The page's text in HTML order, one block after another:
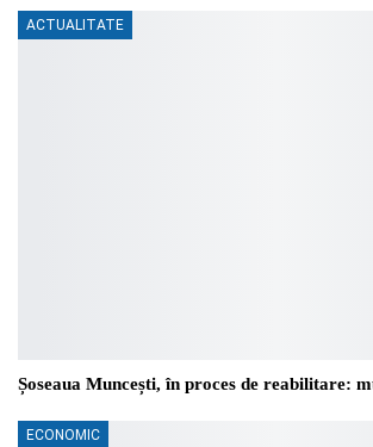
ACTUALITATE
Șoseaua Muncești, în proces de reabilitare:
ECONOMIC